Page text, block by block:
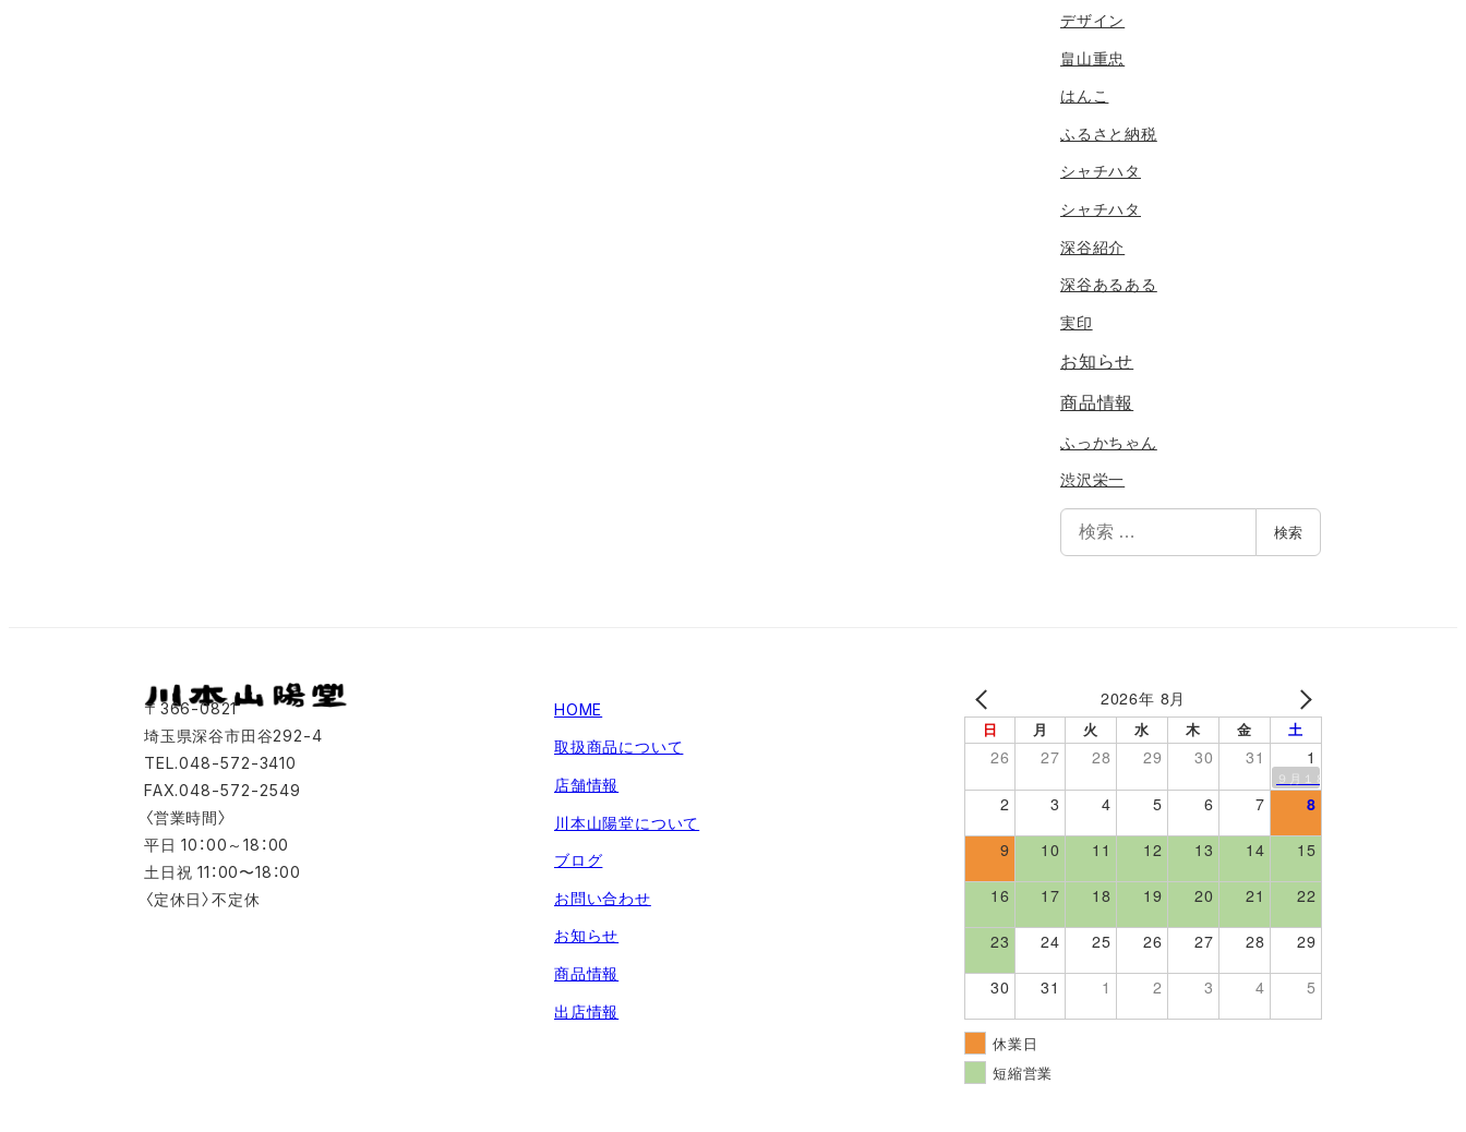
デザイン
畠山重忠
はんこ
ふるさと納税
シャチハタ
シャチハタ
深谷紹介
深谷あるある
実印
お知らせ
商品情報
ふっかちゃん
渋沢栄一
索
検索
〒366-0821
埼玉県深谷市田谷292-4
TEL.048-572-3410
FAX.048-572-2549
〈営業時間〉
平日 10：00～18：00
土日祝 11：00〜18：00
〈定休日〉不定休
HOME
取扱商品について
店舗情報
川本山陽堂について
ブログ
お問い合わせ
お知らせ
商品情報
出店情報
2026年 8月
日 月 火 水 木 金 土
26 27 28 29 30 31 1
９月１８日伊勢崎市スマークで
2 3 4 5 6 7 8
9 10 11 12 13 14 15
16 17 18 19 20 21 22
23 24 25 26 27 28 29
30 31 1 2 3 4 5
休業日
短縮営業